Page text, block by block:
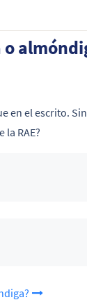
en el escrito.
RAE?